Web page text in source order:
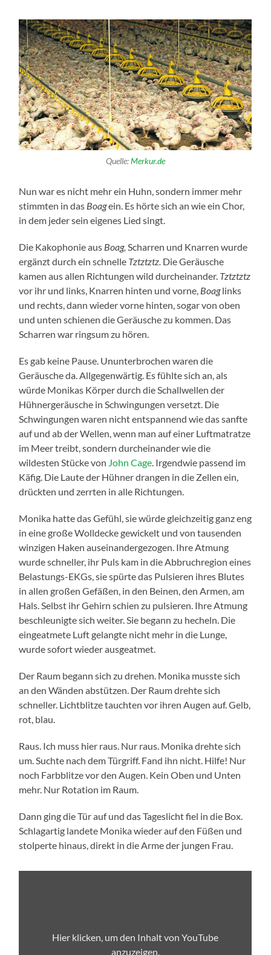
Quelle:Merkur.de
Nun war es nicht mehr ein Huhn, sondern immer mehr
stimmten in das Boagein. Es hörte sich an wie ein Chor,
in dem jeder sein eigenes Lied singt.
Die Kakophonie aus Boag, Scharren und Knarren wurde
ergänzt durch ein schnelle Tztztztz. Die Geräusche
kamen aus allen Richtungen wild durcheinander. Tztztztz
vor ihr und links, Knarren hinten und vorne, Boaglinks
und rechts, dann wieder vorne hinten, sogar von oben
und unten schienen die Geräusche zu kommen. Das
Scharren war ringsum zu hören.
Es gab keine Pause. Ununterbrochen waren die
Geräusche da. Allgegenwärtig. Es fühlte sich an, als
würde Monikas Körper durch die Schallwellen der
Hühnergeräusche in Schwingungen versetzt. Die
Schwingungen waren nicht entspannend wie das sanfte
auf und ab der Wellen, wenn man auf einer Luftmatratze
im Meer treibt, sondern durcheinander wie die
wildesten Stücke von John Cage . Irgendwie passend im
Käfig. Die Laute der Hühner drangen in die Zellen ein,
drückten und zerrten in alle Richtungen.
Monika hatte das Gefühl, sie würde gleichzeitig ganz eng
in eine große Wolldecke gewickelt und von tausenden
winzigen Haken auseinandergezogen. Ihre Atmung
wurde schneller, ihr Puls kam in die Abbruchregion eines
Belastungs-EKGs, sie spürte das Pulsieren ihres Blutes
in allen großen Gefäßen, in den Beinen, den Armen, am
Hals. Selbst ihr Gehirn schien zu pulsieren. Ihre Atmung
beschleunigte sich weiter. Sie begann zu hecheln. Die
eingeatmete Luft gelangte nicht mehr in die Lunge,
wurde sofort wieder ausgeatmet.
Der Raum begann sich zu drehen. Monika musste sich
an den Wänden abstützen. Der Raum drehte sich
schneller. Lichtblitze tauchten vor ihren Augen auf. Gelb,
rot, blau.
Raus. Ich muss hier raus. Nur raus. Monika drehte sich
um. Suchte nach dem Türgriff. Fand ihn nicht. Hilfe! Nur
noch Farbblitze vor den Augen. Kein Oben und Unten
mehr. Nur Rotation im Raum.
Dann ging die Tür auf und das Tageslicht fiel in die Box.
Schlagartig landete Monika wieder auf den Füßen und
stolperte hinaus, direkt in die Arme der jungen Frau.
„Bio-
Hier klicken, um den Inhalt von YouTube
anzuzeigen.